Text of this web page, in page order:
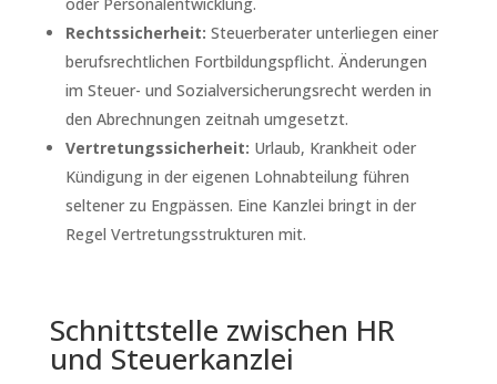
Rechtssicherheit: Steuerberater unterliegen einer
berufsrechtlichen Fortbildungspflicht. Änderungen
im Steuer- und Sozialversicherungsrecht werden in
den Abrechnungen zeitnah umgesetzt.
Vertretungssicherheit: Urlaub, Krankheit oder
Kündigung in der eigenen Lohnabteilung führen
seltener zu Engpässen. Eine Kanzlei bringt in der
Regel Vertretungsstrukturen mit.
Schnittstelle zwischen HR
und Steuerkanzlei